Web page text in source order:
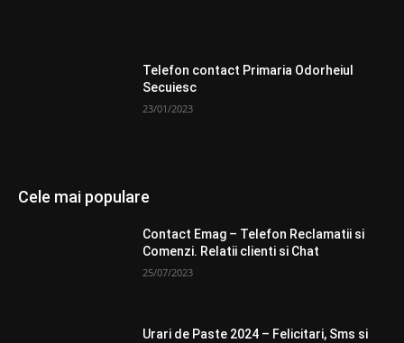
Telefon contact Primaria Odorheiul
Secuiesc
23/01/2023
Cele mai populare
Contact Emag – Telefon Reclamatii si
Comenzi. Relatii clienti si Chat
25/07/2023
Urari de Paste 2024 – Felicitari, Sms si